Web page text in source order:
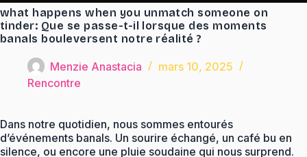
what happens when you unmatch someone on
tinder: Que se passe-t-il lorsque des moments
banals bouleversent notre réalité ?
Menzie Anastacia
mars 10, 2025
Rencontre
Dans notre quotidien, nous sommes entourés
d’événements banals. Un sourire échangé, un café bu en
silence, ou encore une pluie soudaine qui nous surprend.